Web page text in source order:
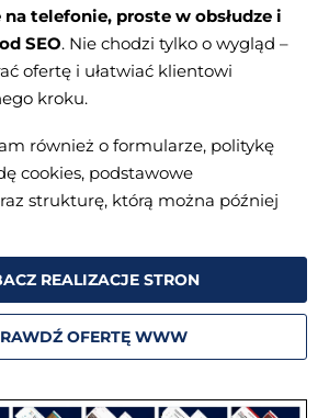
telefonie, proste w obsłudze i
SEO. Nie chodzi tylko o wygląd –
ofertę i ułatwiać klientowi
kroku.
również o formularze, politykę
cookies, podstawowe
strukturę, którą można później
REALIZACJE STRON
OFERTĘ WWW